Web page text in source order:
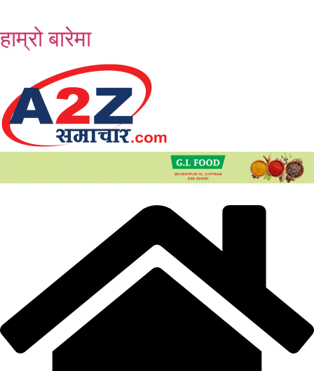
content
हाम्रो बारेमा